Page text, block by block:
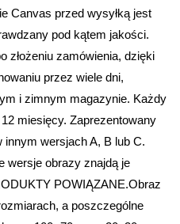
Canvas przed wysyłką jest
pod kątem jakości.
złożeniu zamówienia, dzięki
przez wiele dni,
i zimnym magazynie. Każdy
miesięcy. Zaprezentowany
wersjach A, B lub C.
wersje obrazy znajdą je
POWIĄZANE.Obraz
a poszczególne